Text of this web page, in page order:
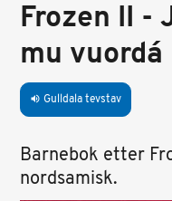
Frozen II -
mu vuordá
volume_up Gulldala tevstav
Barnebok etter
nordsamisk.